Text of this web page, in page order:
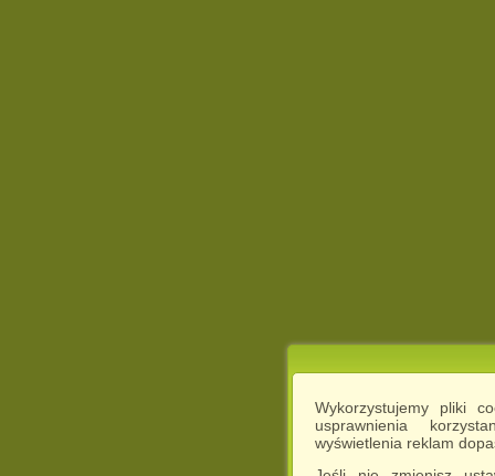
Wykorzystujemy pliki
usprawnienia
wyświetlenia reklam